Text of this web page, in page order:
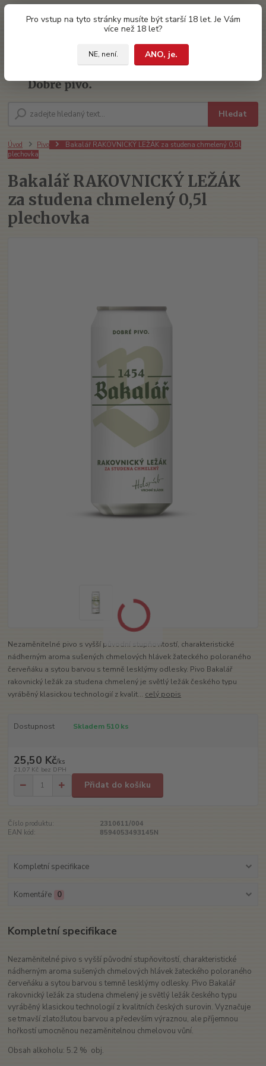
Pro vstup na tyto stránky musíte být starší 18 let. Je Vám
více než 18 let?
NE, není.
ANO, je.
Hledat
za0 Kč
Úvod Pivo
Bakalář RAKOVNICKÝ LEŽÁK za studena chmelený 0,5l
plechovka
Bakalář RAKOVNICKÝ LEŽÁK
za studena chmelený 0,5l
plechovka
Nezaměnitelné pivo s vyšší původní stupňovitostí, charakteristické
nádherným aroma sušených chmelových hlávek žateckého poloraného
červeňáku a sytou barvou s temně lesklýmy odlesky. Pivo Bakalář
rakovnický ležák za studena chmelený je světlý ležák českého typu
vyráběný klasickou technologií z kvalit... celý popis
Dostupnost Skladem 510 ks
25,50 Kč/ks
21,07 Kč bez DPH
Přidat do košíku
Číslo produktu:
2310611/004
EAN kód:
8594053493145N
Kompletní specifikace
Komentáře 0
Kompletní specifikace
Nezaměnitelné pivo s vyšší původní stupňovitostí, charakteristické
nádherným aroma sušených chmelových hlávek žateckého poloraného
červeňáku a sytou barvou s temně lesklýmy odlesky. Pivo Bakalář
rakovnický ležák za studena chmelený je světlý ležák českého typu
vyráběný klasickou technologií z kvalitních českých surovin. Vyznačuje
se tmavší zlatožlutou barvou a především výraznou, ale příjemnou
hořkostí umocněnou nezaměnitelnou chmelovou vůní.
Obsah alkoholu: 5.2 % obj.